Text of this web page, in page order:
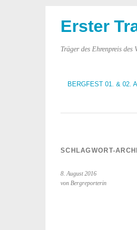
BERGFEST 01. & 02.
Erster
Träger des Ehrenpreis des
SCHLAGWORT-
8. August 2016
von Bergreporterin